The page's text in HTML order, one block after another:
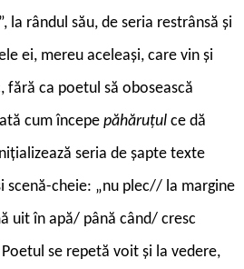
la rândul său, de seria restrânsă și
ei, mereu aceleași, care vin și
fără ca poetul să obosească
cum începe păhăruțul ce dă
seria de șapte texte
scenă-cheie: „nu plec// la margine
uit în apă/ până când/ cresc
se repetă voit și la vedere,